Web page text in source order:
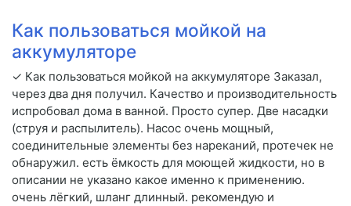
Как пользоваться мойкой на
аккумуляторе
✓ Как пользоваться мойкой на аккумуляторе Заказал,
через два дня получил. Качество и производительность
испробовал дома в ванной. Просто супер. Две насадки
(струя и распылитель). Насос очень мощный,
соединительные элементы без нареканий, протечек не
обнаружил. есть ёмкость для моющей жидкости, но в
описании не указано какое именно к применению.
очень лёгкий, шланг длинный. рекомендую и